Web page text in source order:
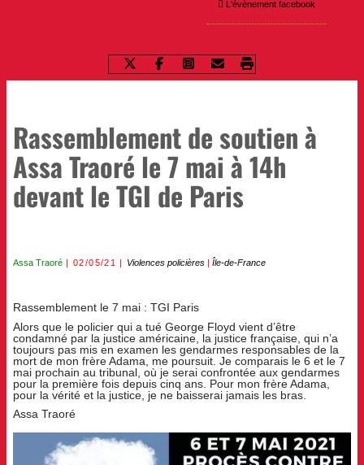
L'évènement facebook
Rassemblement de soutien à
Assa Traoré le 7 mai à 14h
devant le TGI de Paris
Assa Traoré 02/05/21 Violences policières |Île-de-France
Rassemblement le 7 mai : TGI Paris
Alors que le policier qui a tué George Floyd vient d’être
condamné par la justice américaine, la justice française, qui n’a
toujours pas mis en examen les gendarmes responsables de la
mort de mon frère Adama, me poursuit. Je comparais le 6 et le 7
mai prochain au tribunal, où je serai confrontée aux gendarmes
pour la première fois depuis cinq ans. Pour mon frère Adama,
pour la vérité et la justice, je ne baisserai jamais les bras.
Assa Traoré